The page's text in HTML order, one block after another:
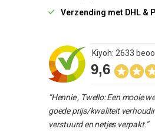
Verzending met DHL &
9,6
Kiyoh: 2633
“Hennie , Twello: Een mooie
goede prijs/kwaliteit
verstuurd en netjes verpakt.”